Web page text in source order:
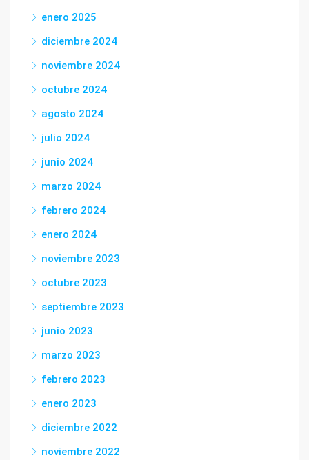
enero 2025
diciembre 2024
noviembre 2024
octubre 2024
agosto 2024
julio 2024
junio 2024
marzo 2024
febrero 2024
enero 2024
noviembre 2023
octubre 2023
septiembre 2023
junio 2023
marzo 2023
febrero 2023
enero 2023
diciembre 2022
noviembre 2022